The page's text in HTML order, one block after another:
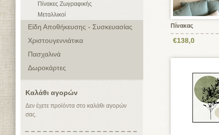
Πίνακες Ζωγραφικής
Μεταλλικοί
Είδη Αποθήκευσης - Συσκευασίας
Χριστουγεννιάτικα
Πασχαλινά
Δωροκάρτες
Καλάθι αγορών
Δεν έχετε προϊόντα στο καλάθι αγορών
σας.
Πίνακας
€138,0